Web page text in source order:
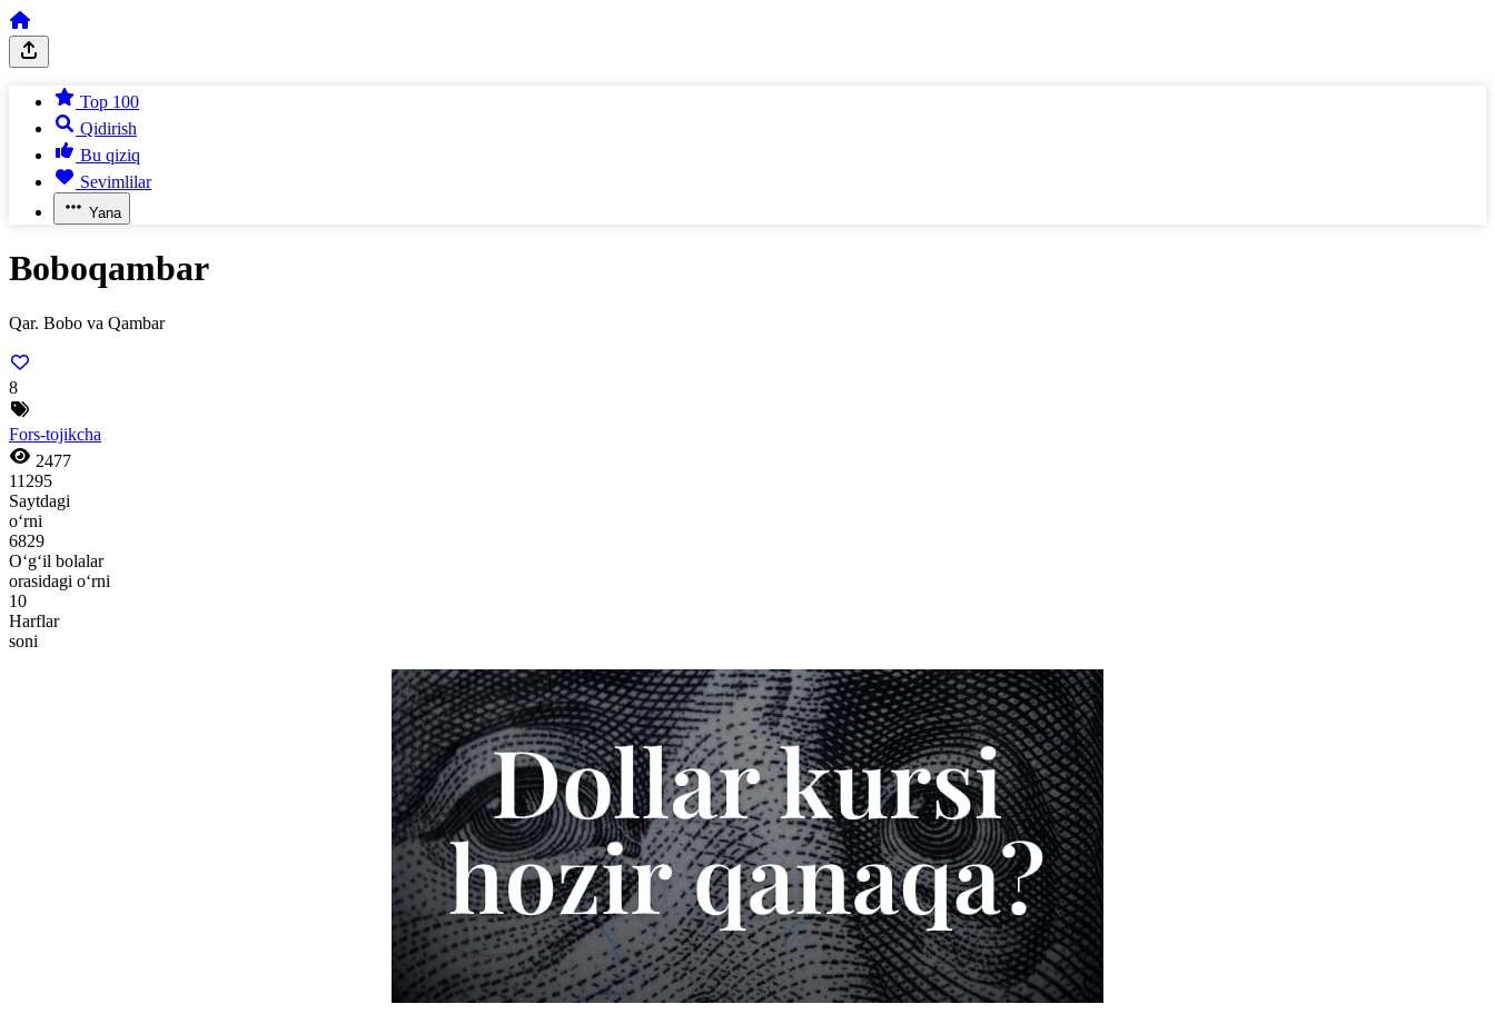
Top 100
Qidirish
Bu qiziq
Sevimlilar
Yana
Boboqambar
Qar. Bobo va Qambar
8
Fors-tojikcha
2477
11295
Saytdagi
o‘rni
6829
O‘g‘il bolalar
orasidagi o‘rni
10
Harflar
soni